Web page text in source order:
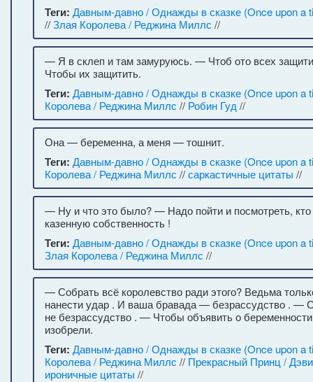
Теги: Давным-давно / Однажды в сказке (Once upon a
//Злая Королева / Реджина Миллс //
— Я в склеп и там замуруюсь. — Чтоб ото всех
Чтобы их защитить.
Теги: Давным-давно / Однажды в сказке (Once upon a
Королева / Реджина Миллс // Робин Гуд //
Она — беременна, а меня — тошнит.
Теги: Давным-давно / Однажды в сказке (Once upon a
Королева / Реджина Миллс //саркастичные цитаты //
— Ну и что это было? — Надо пойти и посмотреть, кто
казенную собственность !
Теги: Давным-давно / Однажды в сказке (Once upon a
Злая Королева / Реджина Миллс //
— Собрать всё королевство ради этого? Ведьма
нанести удар . И ваша бравада — безрассудство . —
не безрассудство . — Чтобы объявить о
изобрели.
Теги: Давным-давно / Однажды в сказке (Once upon a
Королева / Реджина Миллс // Прекрасный Принц /
ироничные цитаты //